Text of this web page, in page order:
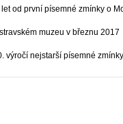
od první písemné zmínky o
muzeu v březnu 2017
výročí nejstarší písemné